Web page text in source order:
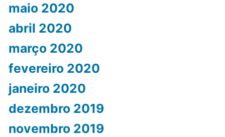
maio 2020
abril 2020
março 2020
fevereiro 2020
janeiro 2020
dezembro 2019
novembro 2019